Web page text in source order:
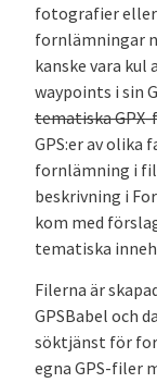
fotografier
fornlämningar
kanske vara
waypoints i sin
tematiska
GPS:er av olika
fornlämning i
beskrivning i
kom med
tematiska
Filerna är
GPSBabel och
söktjänst för
egna GPS-filer